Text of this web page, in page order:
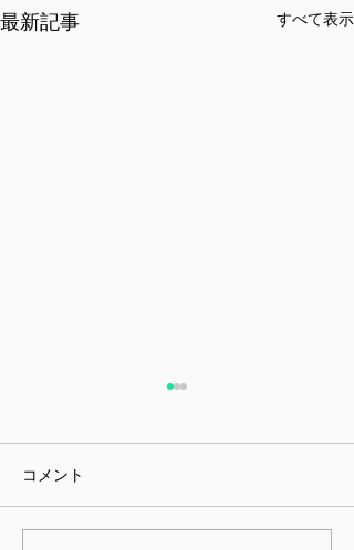
最新記事 すべて表示
課題指向型訓練雑感
コメント